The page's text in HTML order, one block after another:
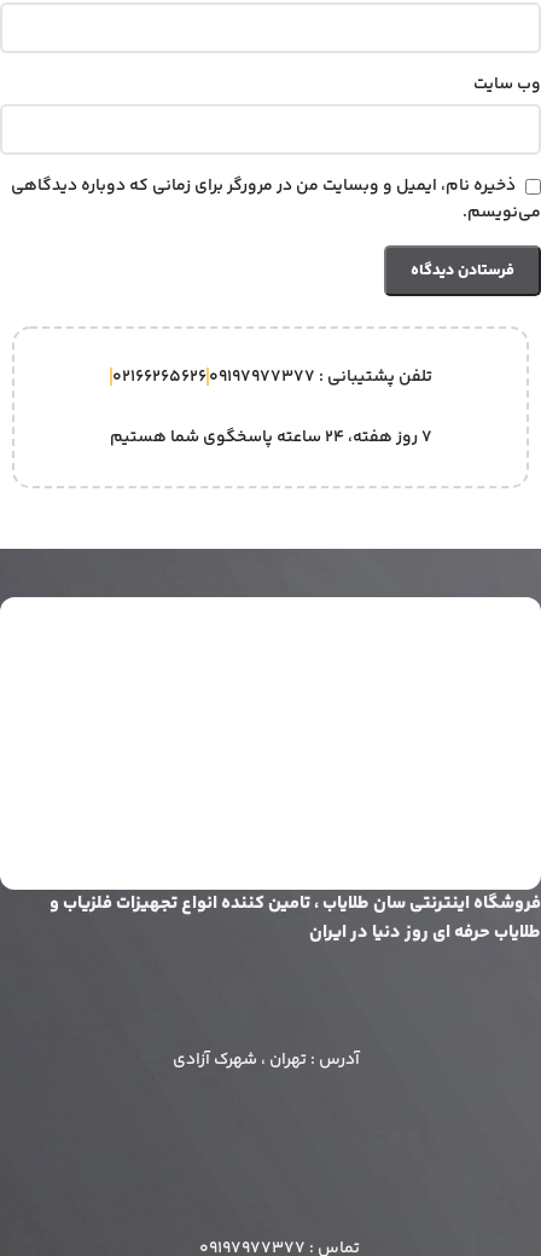
وب‌ سایت
ذخیره نام، ایمیل و وبسایت من در مرورگر برای زمانی که دوباره دیدگاهی
می‌نویسم.
تلفن پشتیبانی : 09197977377 02166265626
۷ روز هفته، ۲۴ ساعته پاسخگوی شما هستیم
فروشگاه اینترنتی سان طلایاب ، تامین کننده انواع تجهیزات فلزیاب و
طلایاب حرفه ای روز دنیا در ایران
آدرس : تهران ، شهرک آزادی
تماس : 09197977377